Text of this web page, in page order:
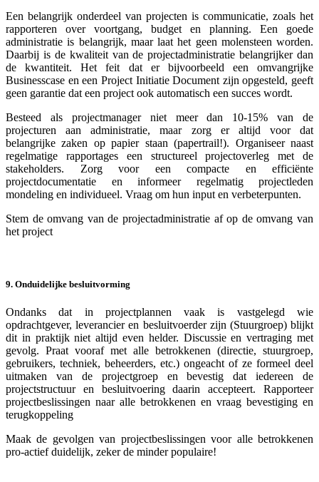
Een belangrijk onderdeel van projecten is communicatie, zoals het
rapporteren over voortgang, budget en planning. Een goede
administratie is belangrijk, maar laat het geen molensteen worden.
Daarbij is de kwaliteit van de projectadministratie belangrijker dan
de kwantiteit. Het feit dat er bijvoorbeeld een omvangrijke
Businesscase en een Project Initiatie Document zijn opgesteld, geeft
geen garantie dat een project ook automatisch een succes wordt.
Besteed als projectmanager niet meer dan 10-15% van de
projecturen aan administratie, maar zorg er altijd voor dat
belangrijke zaken op papier staan (papertrail!). Organiseer naast
regelmatige rapportages een structureel projectoverleg met de
stakeholders. Zorg voor een compacte en efficiënte
projectdocumentatie en informeer regelmatig projectleden
mondeling en individueel. Vraag om hun input en verbeterpunten.
Stem de omvang van de projectadministratie af op de omvang van
het project
9. Onduidelijke besluitvorming
Ondanks dat in projectplannen vaak is vastgelegd wie
opdrachtgever, leverancier en besluitvoerder zijn (Stuurgroep) blijkt
dit in praktijk niet altijd even helder. Discussie en vertraging met
gevolg. Praat vooraf met alle betrokkenen (directie, stuurgroep,
gebruikers, techniek, beheerders, etc.) ongeacht of ze formeel deel
uitmaken van de projectgroep en bevestig dat iedereen de
projectstructuur en besluitvoering daarin accepteert. Rapporteer
projectbeslissingen naar alle betrokkenen en vraag bevestiging en
terugkoppeling
Maak de gevolgen van projectbeslissingen voor alle betrokkenen
pro-actief duidelijk, zeker de minder populaire!